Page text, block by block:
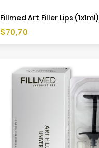
Fillmed Art Filler Lips (1x1ml)
Preis
$70,70